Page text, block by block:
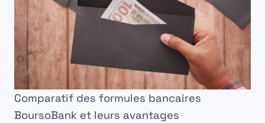
Comparatif des formules bancaires
BoursoBank et leurs avantages